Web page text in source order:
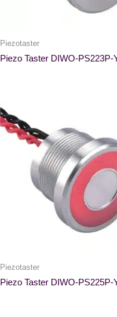
Piezotaster
Piezo Taster DIWO-PS223P-
Piezotaster
Piezo Taster DIWO-PS225P-